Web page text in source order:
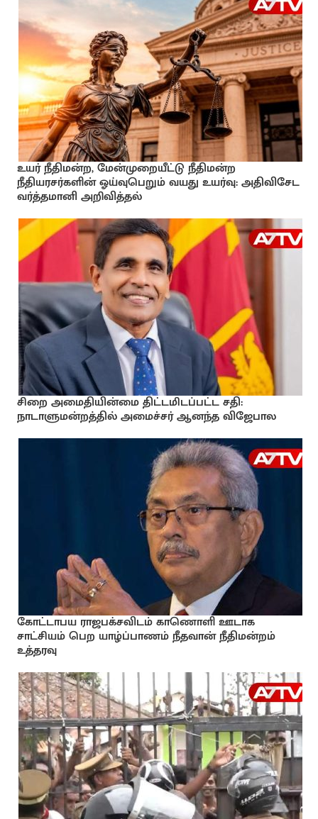
உயர் நீதிமன்ற, மேன்முறையீட்டு நீதிமன்ற
நீதியரசர்களின் ஓய்வுபெறும் வயது உயர்வு: அதிவிசேட
வர்த்தமானி அறிவித்தல்
சிறை அமைதியின்மை திட்டமிடப்பட்ட சதி:
நாடாளுமன்றத்தில் அமைச்சர் ஆனந்த விஜேபால
கோட்டாபய ராஜபக்சவிடம் காணொளி ஊடாக
சாட்சியம் பெற யாழ்ப்பாணம் நீதவான் நீதிமன்றம்
உத்தரவு